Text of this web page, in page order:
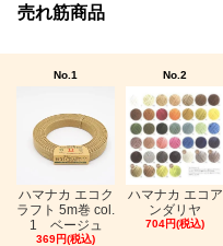
売れ筋商品
No.1
ハマナカ エコク
ラフト 5m巻 col.
1 ベージュ
369円(税込)
No.2
ハマナカ エコア
ンダリヤ
704円(税込)